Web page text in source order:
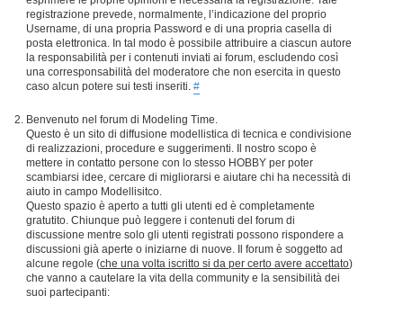
registrazione prevede, normalmente, l’indicazione del proprio
Username, di una propria Password e di una propria casella di
posta elettronica. In tal modo è possibile attribuire a ciascun autore
la responsabilità per i contenuti inviati ai forum, escludendo così
una corresponsabilità del moderatore che non esercita in questo
caso alcun potere sui testi inseriti. #
Benvenuto nel forum di Modeling Time.
Questo è un sito di diffusione modellistica di tecnica e condivisione
di realizzazioni, procedure e suggerimenti. Il nostro scopo è
mettere in contatto persone con lo stesso HOBBY per poter
scambiarsi idee, cercare di migliorarsi e aiutare chi ha necessità di
aiuto in campo Modellisitco.
Questo spazio è aperto a tutti gli utenti ed è completamente
gratutito. Chiunque può leggere i contenuti del forum di
discussione mentre solo gli utenti registrati possono rispondere a
discussioni già aperte o iniziarne di nuove. Il forum è soggetto ad
alcune regole (che una volta iscritto si da per certo avere accettato)
che vanno a cautelare la vita della community e la sensibilità dei
suoi partecipanti: